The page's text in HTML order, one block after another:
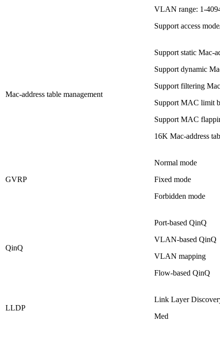
VLAN range: 1-
Support access
Mac-address table management
Support static Mac-
Support dynamic
Support filtering
Support MAC limit
Support MAC
16K Mac-address
GVRP
Normal mode
Fixed mode
Forbidden mode
QinQ
Port-based QinQ
VLAN-based QinQ
VLAN mapping
Flow-based QinQ
LLDP
Link Layer
Med